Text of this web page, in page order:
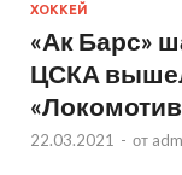
ХОККЕЙ
«Ак Барс»
ЦСКА
22.03.2021 - от